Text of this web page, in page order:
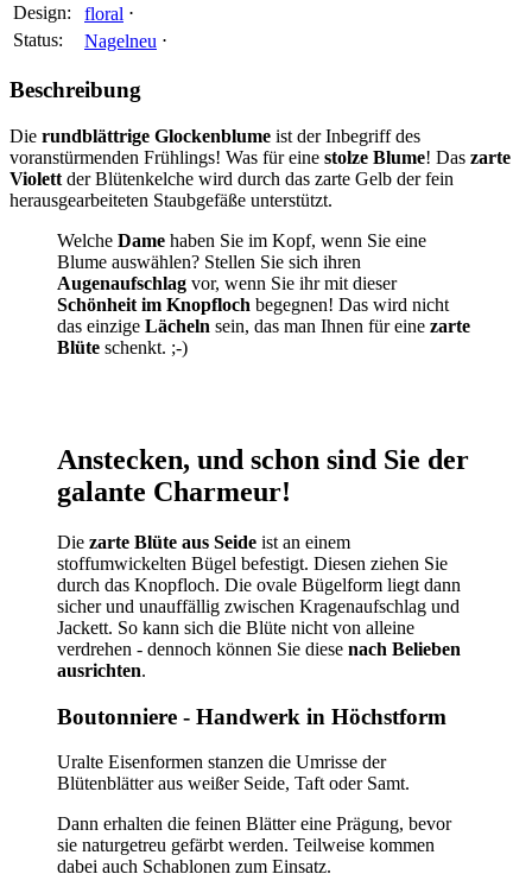
Design: floral ⋅
Status:
Nagelneu ⋅
Beschreibung
Die rundblättrige Glockenblume ist der Inbegriff des
voranstürmenden Frühlings! Was für eine stolze Blume! Das zarte
Violett der Blütenkelche wird durch das zarte Gelb der fein
herausgearbeiteten Staubgefäße unterstützt.
Welche Dame haben Sie im Kopf, wenn Sie eine
Blume auswählen? Stellen Sie sich ihren
Augenaufschlag vor, wenn Sie ihr mit dieser
Schönheit im Knopfloch begegnen! Das wird nicht
das einzige Lächeln sein, das man Ihnen für eine zarte
Blüte schenkt. ;-)
Anstecken, und schon sind Sie der
galante Charmeur!
Die zarte Blüte aus Seide ist an einem
stoffumwickelten Bügel befestigt. Diesen ziehen Sie
durch das Knopfloch. Die ovale Bügelform liegt dann
sicher und unauffällig zwischen Kragenaufschlag und
Jackett. So kann sich die Blüte nicht von alleine
verdrehen - dennoch können Sie diese nach Belieben
ausrichten.
Boutonniere - Handwerk in Höchstform
Uralte Eisenformen stanzen die Umrisse der
Blütenblätter aus weißer Seide, Taft oder Samt.
Dann erhalten die feinen Blätter eine Prägung, bevor
sie naturgetreu gefärbt werden. Teilweise kommen
dabei auch Schablonen zum Einsatz.